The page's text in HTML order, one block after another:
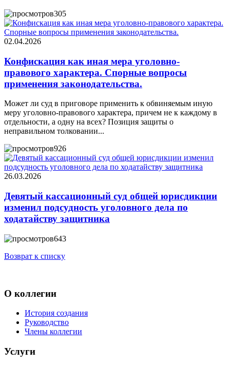
305
02.04.2026
Конфискация как иная мера уголовно-
правового характера. Спорные вопросы
применения законодательства.
Может ли суд в приговоре применить к обвиняемым иную
меру уголовно-правового характера, причем не к каждому в
отдельности, а одну на всех? Позиция защиты о
неправильном толковании...
926
26.03.2026
Девятый кассационный суд общей юрисдикции
изменил подсудность уголовного дела по
ходатайству защитника
643
Возврат к списку
О коллегии
История создания
Руководство
Члены коллегии
Услуги